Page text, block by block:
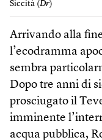
Siccità (Dr)
Arrivando alla
l’ecodramma
sembra
Dopo tre anni di
prosciugato il
imminente
acqua pubblica,